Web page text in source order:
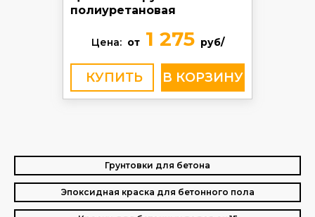
полиуретановая
Цена: от1 275 руб/
КУПИТЬ
Грунтовки для бетона
Эпоксидная краска для бетонного пола